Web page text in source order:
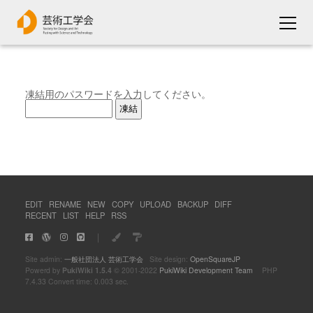
凍結用のパスワードを入力してください。
EDIT RENAME NEW COPY UPLOAD BACKUP
DIFF
RECENT
LIST HELP RSS
｜
Site admin: 一般社団法人 芸術工学会Site design: OpenSquareJP
Powerd by PukiWiki 1.5.4 © 2001-2022 PukiWiki Development Team PHP
7.4.33 Convert time: 0.003 sec.